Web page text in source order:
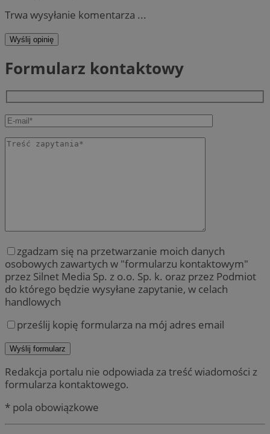
Trwa wysyłanie komentarza ...
Wyślij opinię
Formularz kontaktowy
zgadzam się na przetwarzanie moich danych
osobowych zawartych w "formularzu kontaktowym"
przez Silnet Media Sp. z o.o. Sp. k. oraz przez Podmiot
do którego będzie wysyłane zapytanie, w celach
handlowych
prześlij kopię formularza na mój adres email
Redakcja portalu nie odpowiada za treść wiadomości z
formularza kontaktowego.
* pola obowiązkowe